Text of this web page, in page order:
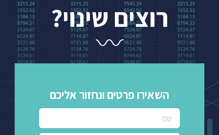
רוצים שינוי?
השאירו פרטים ונחזור אליכם